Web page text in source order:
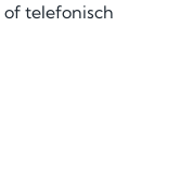
of telefonisch